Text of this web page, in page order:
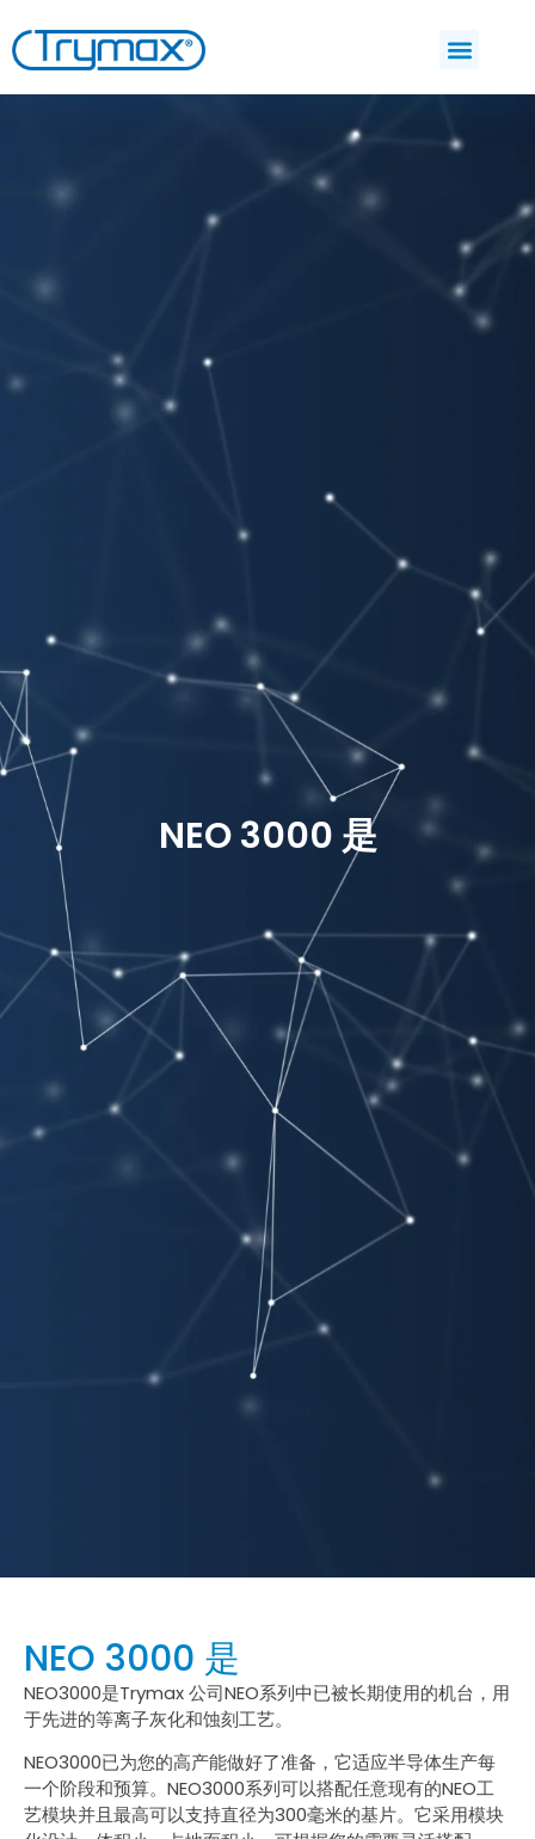
NEO 3000 是
NEO 3000 是
NEO3000是Trymax 公司NEO系列中已被长期使用的机台，用
于先进的等离子灰化和蚀刻工艺。
NEO3000已为您的高产能做好了准备，它适应半导体生产每
一个阶段和预算。NEO3000系列可以搭配任意现有的NEO工
艺模块并且最高可以支持直径为300毫米的基片。它采用模块